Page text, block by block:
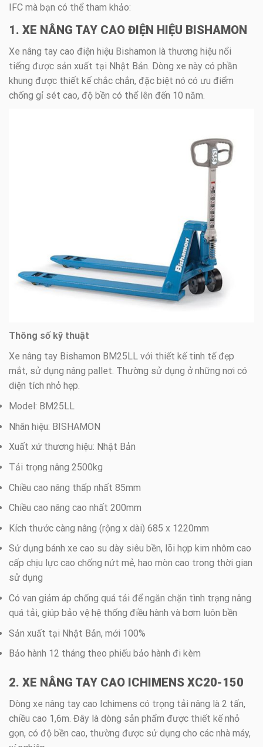
IFC mà bạn có thể tham khảo:
1. XE NÂNG TAY CAO ĐIỆN HIỆU BISHAMON
Xe nâng tay cao điện hiệu Bishamon là thương hiệu nổi
tiếng được sản xuất tại Nhật Bản. Dòng xe này có phần
khung được thiết kế chắc chắn, đặc biệt nó có ưu điểm
chống gỉ sét cao, độ bền có thể lên đến 10 năm.
Thông số kỹ thuật
Xe nâng tay Bishamon BM25LL với thiết kế tinh tế đẹp
mắt, sử dụng nâng pallet. Thường sử dụng ở những nơi có
diện tích nhỏ hẹp.
Model: BM25LL
Nhãn hiệu: BISHAMON
Xuất xứ thương hiệu: Nhật Bản
Tải trọng nâng 2500kg
Chiều cao nâng thấp nhất 85mm
Chiều cao nâng cao nhất 200mm
Kích thước càng nâng (rộng x dài) 685 x 1220mm
Sử dụng bánh xe cao su dày siêu bền, lõi hợp kim nhôm cao
cấp chịu lực cao chống nứt mẻ, hao mòn cao trong thời gian
sử dụng
Có van giảm áp chống quá tải để ngăn chặn tình trạng nâng
quá tải, giúp bảo vệ hệ thống điều hành và bơm luôn bền
Sản xuất tại Nhật Bản, mới 100%
Bảo hành 12 tháng theo phiếu bảo hành đi kèm
2. XE NÂNG TAY CAO ICHIMENS XC20-150
Dòng xe nâng tay cao Ichimens có trọng tải nâng là 2 tấn,
chiều cao 1,6m. Đây là dòng sản phẩm được thiết kế nhỏ
gọn, có độ bền cao, thường được sử dụng cho các nhà máy,